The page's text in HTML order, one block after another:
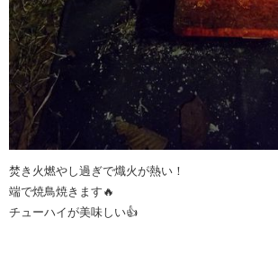
焚き火燃やし過ぎで熾火が熱い！
端で焼鳥焼きます🔥
チューハイが美味しい👍